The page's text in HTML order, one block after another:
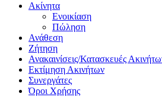
Ακίνητα
Ενοικίαση
Πώληση
Ανάθεση
Ζήτηση
Ανακαινίσεις/Κατασκευές
Εκτίμηση Ακινήτων
Συνεργάτες
Όροι Χρήσης